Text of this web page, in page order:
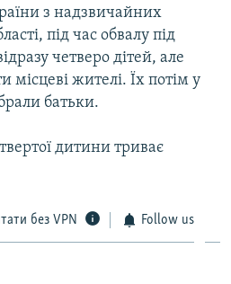
з надзвичайних
під час обвалу під
четверо дітей, але
місцеві жителі. Їх потім у
батьки.
дитини триває
без VPN Follow us